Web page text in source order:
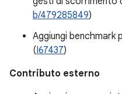
b/479285849)
Aggiungi benchmark
(I67437)
Contributo esterno